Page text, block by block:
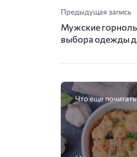
Предыдущая запись
Мужские
выбора одежды
Что еще почитать